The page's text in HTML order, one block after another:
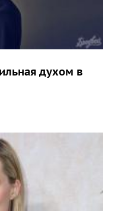
духом в